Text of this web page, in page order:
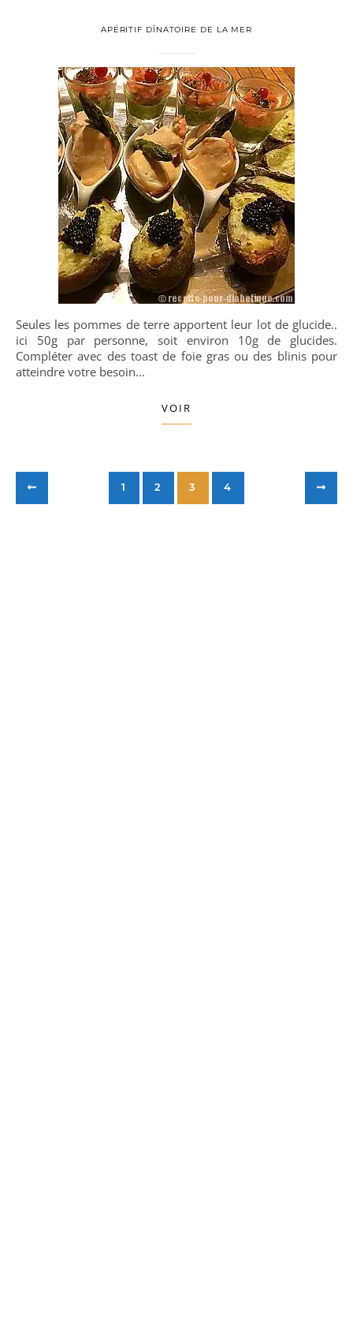
APÉRITIF DÎNATOIRE DE LA MER
Seules les pommes de terre apportent leur lot de glucide..
ici 50g par personne, soit environ 10g de glucides.
Compléter avec des toast de foie gras ou des blinis pour
atteindre votre besoin...
VOIR
1 2 3 4